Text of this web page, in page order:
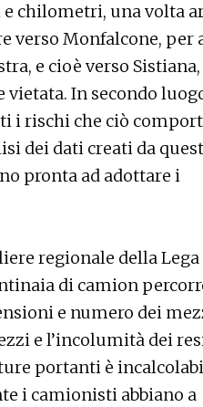
e chilometri, una volta
verso Monfalcone, per
e cioè verso
In secondo
i rischi che ciò
dei dati creati da
pronta ad adottare i
regionale della
di camion
e numero dei
e l’incolumità dei
portanti è
i camionisti abbiano a